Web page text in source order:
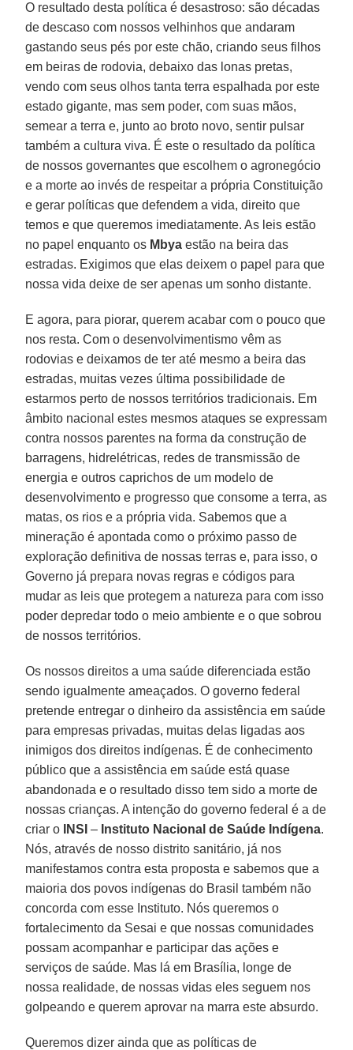
O resultado desta política é desastroso: são décadas
de descaso com nossos velhinhos que andaram
gastando seus pés por este chão, criando seus filhos
em beiras de rodovia, debaixo das lonas pretas,
vendo com seus olhos tanta terra espalhada por este
estado gigante, mas sem poder, com suas mãos,
semear a terra e, junto ao broto novo, sentir pulsar
também a cultura viva. É este o resultado da política
de nossos governantes que escolhem o agronegócio
e a morte ao invés de respeitar a própria Constituição
e gerar políticas que defendem a vida, direito que
temos e que queremos imediatamente. As leis estão
no papel enquanto os Mbya estão na beira das
estradas. Exigimos que elas deixem o papel para que
nossa vida deixe de ser apenas um sonho distante.
E agora, para piorar, querem acabar com o pouco que
nos resta. Com o desenvolvimentismo vêm as
rodovias e deixamos de ter até mesmo a beira das
estradas, muitas vezes última possibilidade de
estarmos perto de nossos territórios tradicionais. Em
âmbito nacional estes mesmos ataques se expressam
contra nossos parentes na forma da construção de
barragens, hidrelétricas, redes de transmissão de
energia e outros caprichos de um modelo de
desenvolvimento e progresso que consome a terra, as
matas, os rios e a própria vida. Sabemos que a
mineração é apontada como o próximo passo de
exploração definitiva de nossas terras e, para isso, o
Governo já prepara novas regras e códigos para
mudar as leis que protegem a natureza para com isso
poder depredar todo o meio ambiente e o que sobrou
de nossos territórios.
Os nossos direitos a uma saúde diferenciada estão
sendo igualmente ameaçados. O governo federal
pretende entregar o dinheiro da assistência em saúde
para empresas privadas, muitas delas ligadas aos
inimigos dos direitos indígenas. É de conhecimento
público que a assistência em saúde está quase
abandonada e o resultado disso tem sido a morte de
nossas crianças. A intenção do governo federal é a de
criar o
INSI – Instituto Nacional de Saúde Indígena.
Nós, através de nosso distrito sanitário, já nos
manifestamos contra esta proposta e sabemos que a
maioria dos povos indígenas do Brasil também não
concorda com esse Instituto. Nós queremos o
fortalecimento da Sesai e que nossas comunidades
possam acompanhar e participar das ações e
serviços de saúde. Mas lá em Brasília, longe de
nossa realidade, de nossas vidas eles seguem nos
golpeando e querem aprovar na marra este absurdo.
Queremos dizer ainda que as políticas de